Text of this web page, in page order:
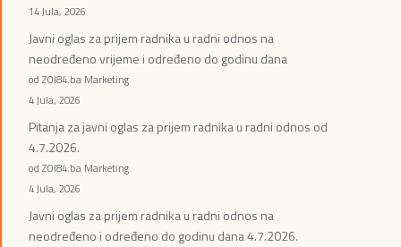
14 Jula, 2026
Javni oglas za prijem radnika u radni odnos na
neodređeno vrijeme i određeno do godinu dana
od ZOI84.ba Marketing
4 Jula, 2026
Pitanja za javni oglas za prijem radnika u radni odnos od
4.7.2026.
od ZOI84.ba Marketing
4 Jula, 2026
Javni oglas za prijem radnika u radni odnos na
neodređeno i određeno do godinu dana 4.7.2026.